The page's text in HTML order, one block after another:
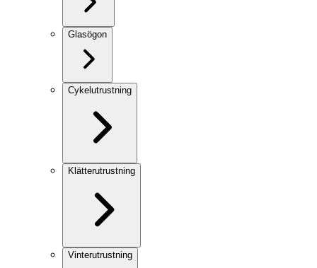
Glasögon
Cykelutrustning
Klätterutrustning
Vinterutrustning